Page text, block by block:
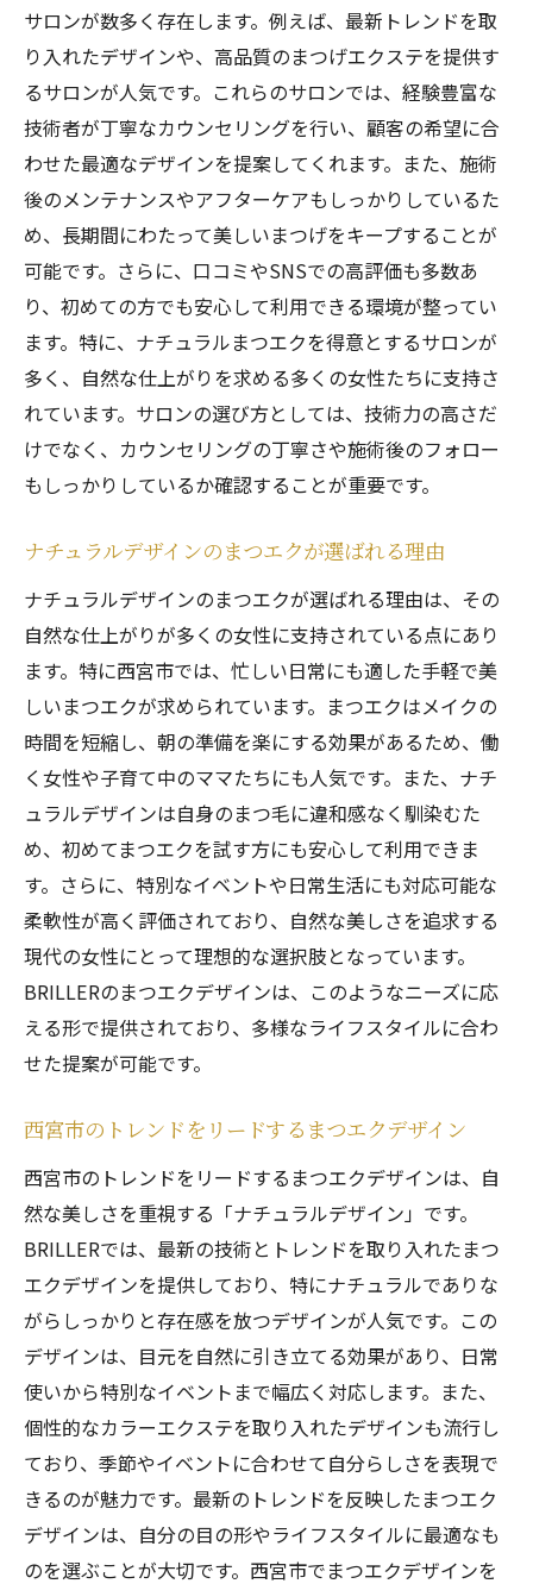
サロンが数多く存在します。例えば、最新トレンドを取
り入れたデザインや、高品質のまつげエクステを提供す
るサロンが人気です。これらのサロンでは、経験豊富な
技術者が丁寧なカウンセリングを行い、顧客の希望に合
わせた最適なデザインを提案してくれます。また、施術
後のメンテナンスやアフターケアもしっかりしているた
め、長期間にわたって美しいまつげをキープすることが
可能です。さらに、口コミやSNSでの高評価も多数あ
り、初めての方でも安心して利用できる環境が整ってい
ます。特に、ナチュラルまつエクを得意とするサロンが
多く、自然な仕上がりを求める多くの女性たちに支持さ
れています。サロンの選び方としては、技術力の高さだ
けでなく、カウンセリングの丁寧さや施術後のフォロー
もしっかりしているか確認することが重要です。
ナチュラルデザインのまつエクが選ばれる理由
ナチュラルデザインのまつエクが選ばれる理由は、その
自然な仕上がりが多くの女性に支持されている点にあり
ます。特に西宮市では、忙しい日常にも適した手軽で美
しいまつエクが求められています。まつエクはメイクの
時間を短縮し、朝の準備を楽にする効果があるため、働
く女性や子育て中のママたちにも人気です。また、ナチ
ュラルデザインは自身のまつ毛に違和感なく馴染むた
め、初めてまつエクを試す方にも安心して利用できま
す。さらに、特別なイベントや日常生活にも対応可能な
柔軟性が高く評価されており、自然な美しさを追求する
現代の女性にとって理想的な選択肢となっています。
BRILLERのまつエクデザインは、このようなニーズに応
える形で提供されており、多様なライフスタイルに合わ
せた提案が可能です。
西宮市のトレンドをリードするまつエクデザイン
西宮市のトレンドをリードするまつエクデザインは、自
然な美しさを重視する「ナチュラルデザイン」です。
BRILLERでは、最新の技術とトレンドを取り入れたまつ
エクデザインを提供しており、特にナチュラルでありな
がらしっかりと存在感を放つデザインが人気です。この
デザインは、目元を自然に引き立てる効果があり、日常
使いから特別なイベントまで幅広く対応します。また、
個性的なカラーエクステを取り入れたデザインも流行し
ており、季節やイベントに合わせて自分らしさを表現で
きるのが魅力です。最新のトレンドを反映したまつエク
デザインは、自分の目の形やライフスタイルに最適なも
のを選ぶことが大切です。西宮市でまつエクデザインを